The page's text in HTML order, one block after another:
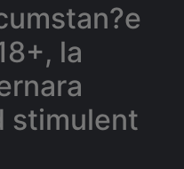
la
stimulent